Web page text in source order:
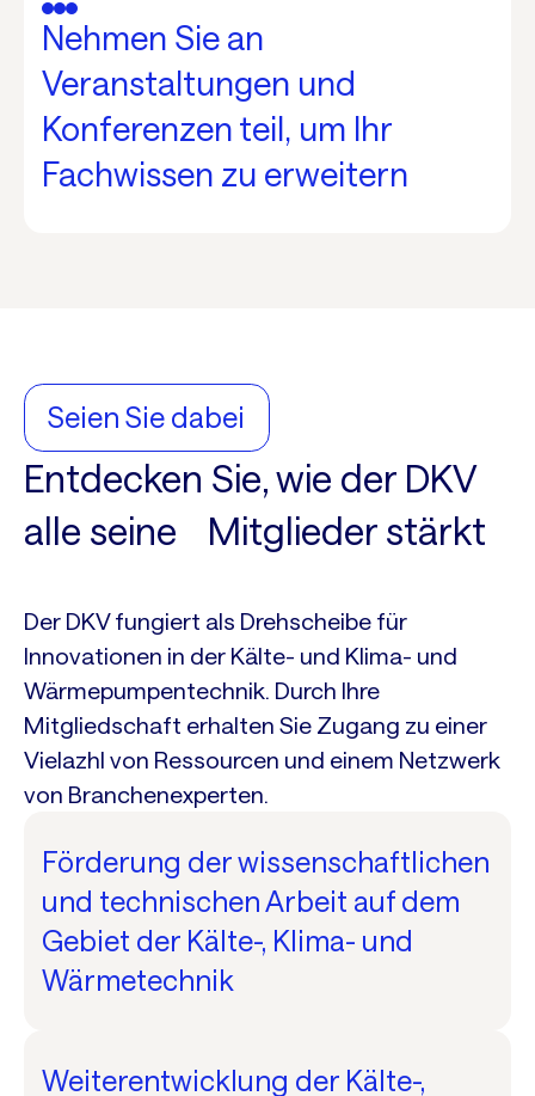
Nehmen Sie an
Veranstaltungen und
Konferenzen teil, um Ihr
Fachwissen zu erweitern
Seien Sie dabei
Entdecken Sie, wie der DKV
alle seine Mitglieder stärkt
Der DKV fungiert als Drehscheibe für
Innovationen in der Kälte- und Klima- und
Wärmepumpentechnik. Durch Ihre
Mitgliedschaft erhalten Sie Zugang zu einer
Vielazhl von Ressourcen und einem Netzwerk
von Branchenexperten.
Förderung der wissenschaftlichen
und technischen Arbeit auf dem
Gebiet der Kälte-, Klima- und
Wärmetechnik
Weiterentwicklung der Kälte-,